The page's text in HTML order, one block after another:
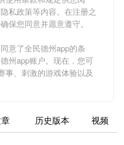
私政策等内容。在注册之
保您同意并愿意遵守。
意了全民德州app的条
州app账户。现在，您可
事、刺激的游戏体验以及
历史版本 视频